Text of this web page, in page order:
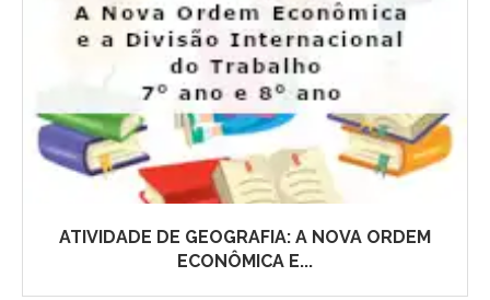
ATIVIDADE DE GEOGRAFIA: A NOVA ORDEM
ECONÔMICA E...